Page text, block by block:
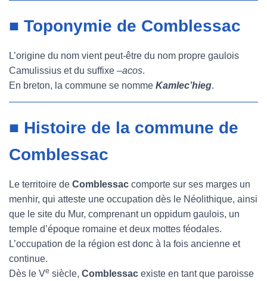
■ Toponymie de Comblessac
L’origine du nom vient peut-être du nom propre gaulois
Camulissius et du suffixe –acos.
En breton, la commune se nomme Kamlec’hieg.
■ Histoire de la commune de
Comblessac
Le territoire de Comblessac comporte sur ses marges un
menhir, qui atteste une occupation dès le Néolithique, ainsi
que le site du Mur, comprenant un oppidum gaulois, un
temple d’époque romaine et deux mottes féodales.
L’occupation de la région est donc à la fois ancienne et
continue.
Dès le Ve siècle, Comblessac existe en tant que paroisse